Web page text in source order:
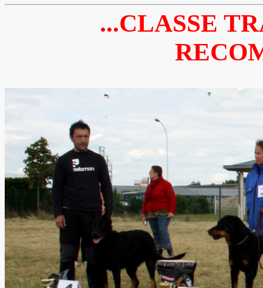
...CLASSE